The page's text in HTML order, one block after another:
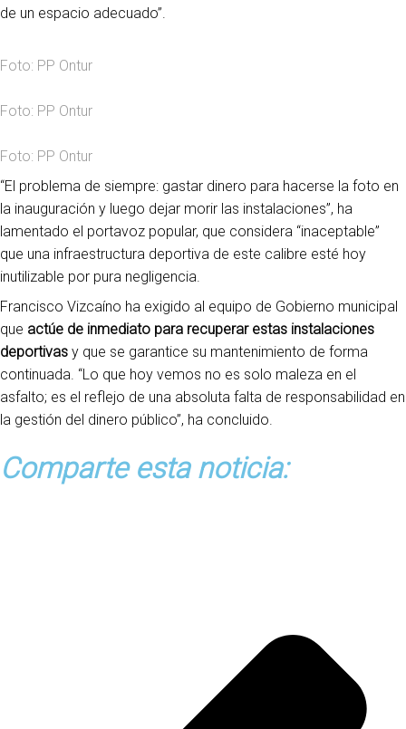
de un espacio adecuado”.
Foto: PP Ontur
Foto: PP Ontur
Foto: PP Ontur
“El problema de siempre: gastar dinero para hacerse la foto en
la inauguración y luego dejar morir las instalaciones”, ha
lamentado el portavoz popular, que considera “inaceptable”
que una infraestructura deportiva de este calibre esté hoy
inutilizable por pura negligencia.
Francisco Vizcaíno ha exigido al equipo de Gobierno municipal
que actúe de inmediato para recuperar estas instalaciones
deportivas y que se garantice su mantenimiento de forma
continuada. “Lo que hoy vemos no es solo maleza en el
asfalto; es el reflejo de una absoluta falta de responsabilidad en
la gestión del dinero público”, ha concluido.
Comparte esta noticia: